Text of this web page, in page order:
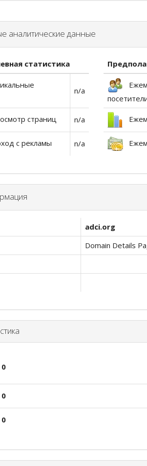
аналитические данные
статистика
n/a
страниц n/a
с рекламы n/a
adci.org
Domain Details
0
0
0